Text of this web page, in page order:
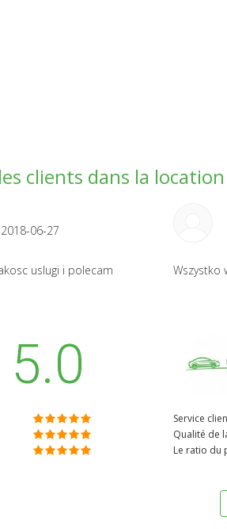
clients dans la
06-27
uslugi i polecam
5.0
Wszystko
Service
Qualité de
Le ratio du